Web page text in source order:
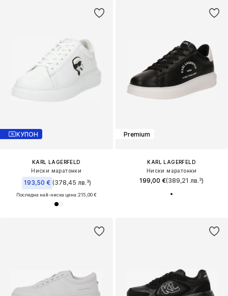
КУПОН
KARL LAGERFELD
Ниски маратонки
193,50 € (378,45 лв.³)
Последна най-ниска цена:215,00 €
Premium
KARL LAGERFELD
Ниски маратонки
199,00 €(389,21 лв.³)